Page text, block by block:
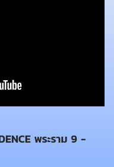
กษณ์ดีและน่าเชื่อถือ
ทุกครั้งก่อนการยื่นกู้ว่า
ดับความสามารถใน
นแต่ละธนาคารจะ
พระราม 9 -